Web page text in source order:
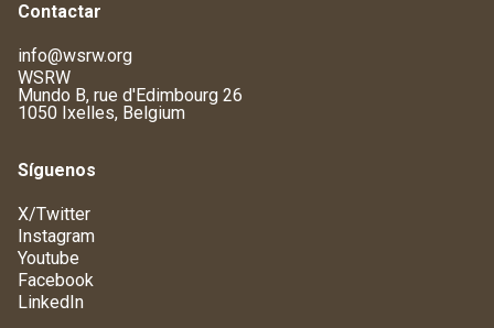
Contactar
info@wsrw.org
WSRW
Mundo B, rue d'Edimbourg 26
1050 Ixelles, Belgium
Síguenos
X/Twitter
Instagram
Youtube
Facebook
LinkedIn